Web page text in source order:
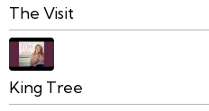
The Visit
King Tree